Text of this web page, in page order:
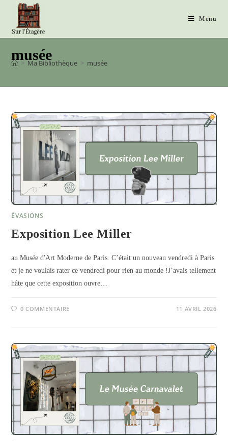
Menu
musée
> Ma Bibliothèque > musée
ÉVASIONS
Exposition Lee Miller
au Musée d'Art Moderne de Paris. C’était un nouveau vendredi à Paris
et je ne voulais rater ce vendredi pour rien au monde !J’avais tellement
hâte que cette exposition ouvre…
0 COMMENTAIRE 11 AVRIL 2026